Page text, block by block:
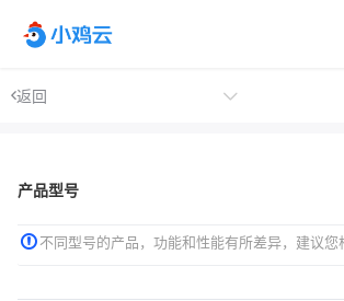
返回
产品型号
不同型号的产品，功能和性能有所差异，建议您